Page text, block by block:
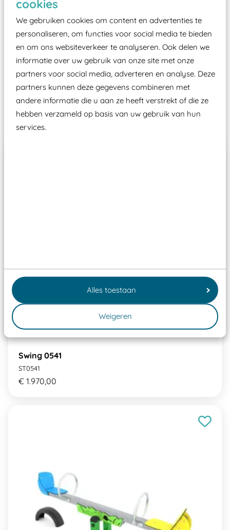
cookies
We gebruiken cookies om content en advertenties te
personaliseren, om functies voor social media te bieden
en om ons websiteverkeer te analyseren. Ook delen we
informatie over uw gebruik van onze site met onze
partners voor social media, adverteren en analyse. Deze
partners kunnen deze gegevens combineren met
andere informatie die u aan ze heeft verstrekt of die ze
hebben verzameld op basis van uw gebruik van hun
services.
Alles toestaan
Weigeren
moet zijn van een typekeuring, -plaatje en
certificering, uitgegeven door een Nederlands
aangewezen keuringsinstantie?
Wij ook speeltoestellen kunnen laten keuren zodat
ze toch binnen het Warenwetbesluit Attractie- en
Speeltoestellen vallen?
Past er goed bij
Swing 0541
ST0541
€ 1.970,00